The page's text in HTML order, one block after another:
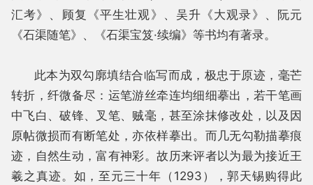
汇考》、顾复《平生壮观》、吴升《大观录》、阮元
《石渠随笔》、《石渠宝笈·续编》等书均有著录。
此本为双勾廓填结合临写而成，极忠于原迹，毫芒
转折，纤微备尽：运笔游丝牵连均细细摹出，若干笔画
中飞白、破锋、叉笔、贼毫，甚至涂抹修改处，以及因
原帖微损而有断笔处，亦依样摹出。而几无勾勒描摹痕
迹，自然生动，富有神彩。故历来评者以为最为接近王
羲之真迹。如，至元三十年（1293），郭天锡购得此